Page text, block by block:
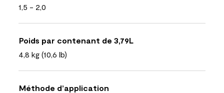
1,5 - 2,0
Poids par contenant de 3,79L
4,8 kg (10,6 lb)
Méthode d’application